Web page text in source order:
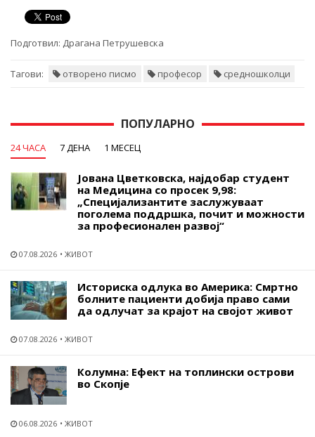
Подготвил: Драгана Петрушевска
Тагови: отворено писмо професор средношколци
ПОПУЛАРНО
24 ЧАСА 7 ДЕНА 1 МЕСЕЦ
Јована Цветковска, најдобар студент
на Медицина со просек 9,98:
„Специјализантите заслужуваат
поголема поддршка, почит и можности
за професионален развој“
07.08.2026 ЖИВОТ
Историска одлука во Америка: Смртно
болните пациенти добија право сами
да одлучат за крајот на својот живот
07.08.2026 ЖИВОТ
Колумна: Ефект на топлински острови
во Скопје
06.08.2026 ЖИВОТ